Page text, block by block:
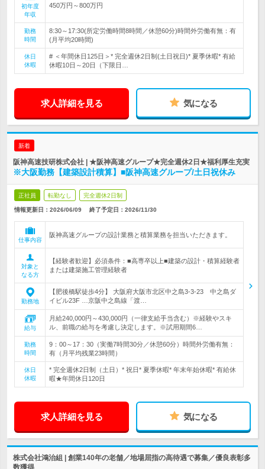
初年度
年収
450万円～800万円
勤務
時間
8:30～17:30(所定労働時間8時間／休憩60分)時間外労働有無：有
(月平均20時間)
休日
休暇
# ＜年間休日125日＞* 完全週休2日制(土日祝日)* 夏季休暇* 有給
休暇10日～20日（下限日…
求人詳細を見る 気になる
新着
阪神高速技研株式会社 | ★阪神高速グループ★完全週休2日★福利厚生充実
※大阪勤務【建築設計積算】■阪神高速グループ/土日祝休み
正社員 転勤なし 完全週休2日制
情報更新日：2026/06/09 終了予定日： 2026/11/30
仕事内容
阪神高速グループの設計業務と積算業務を担当いただきます。
対象と
なる方
【経験者歓迎】必須条件：■高専卒以上■建築の設計・積算経験者
または建築施工管理経験者
勤務地
【肥後橋駅徒歩4分】 大阪府大阪市北区中之島3-3-23 中之島ダ
イビル23F …京阪中之島線「渡…
給与
月給240,000円～430,000円（一律支給手当含む）※経験やスキ
ル、前職の給与を考慮し決定します。※試用期間6…
勤務
時間
9：00～17：30（実働7時間30分／休憩60分）時間外労働有無：
有（月平均残業23時間）
休日
休暇
* 完全週休2日制（土日）* 祝日* 夏季休暇* 年末年始休暇* 有給休
暇★年間休日120日
求人詳細を見る 気になる
株式会社鴻治組 | 創業140年の老舗／地場屈指の高待遇で募集／優良表彰多
数獲得